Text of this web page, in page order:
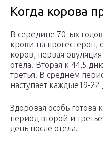
Когда корова
В середине 70-ых
крови на прогестерон,
коров, первая
отёла. Вторая к 44,5
третья. В среднем
наступает каждые19-22
Здоровая особь готова
период второй и
день после отёла.